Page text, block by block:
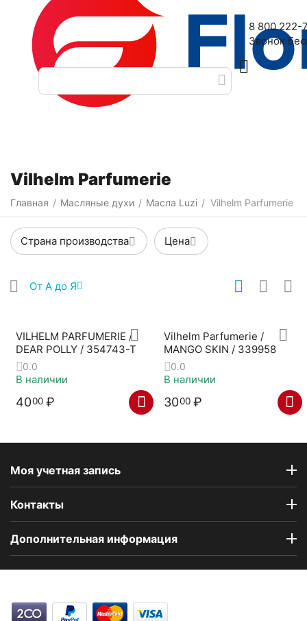
Наш адрес: 2-я Дубровская улица, 6
8 800 222-
Звонок
Vilhelm Parfumerie
Главная / Масляные духи / Масла Luzi / Vilhelm Parfumerie
Страна производства Цена
От А до Я
VILHELM PARFUMERIE /
DEAR POLLY / 354743-T
0.0
В наличии
4000 ₽
Vilhelm Parfumerie /
MANGO SKIN / 339958
0.0
В наличии
3000 ₽
Моя учетная запись
Контакты
Дополнительная информация